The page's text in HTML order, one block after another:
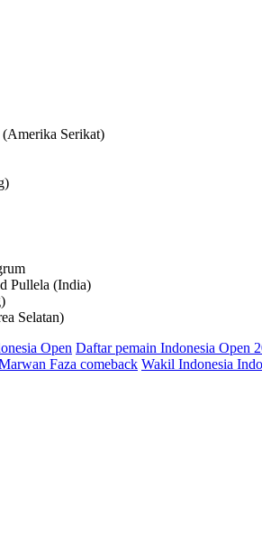
Serikat)
Pullela (India)
Selatan)
Open Daftar pemain Indonesia Open
Faza comeback Wakil Indonesia